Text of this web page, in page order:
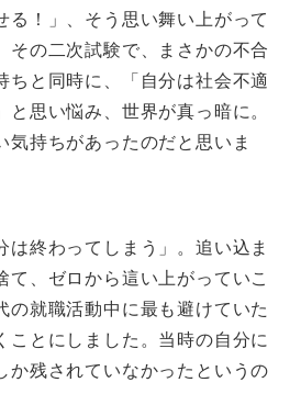
る！」、そう思い舞い上がって
その二次試験で、まさかの不合
ちと同時に、「自分は社会不適
思い悩み、世界が真っ暗に。
気持ちがあったのだと思いま
は終わってしまう」。追い込ま
て、ゼロから這い上がっていこ
の就職活動中に最も避けていた
ことにしました。当時の自分に
か残されていなかったというの